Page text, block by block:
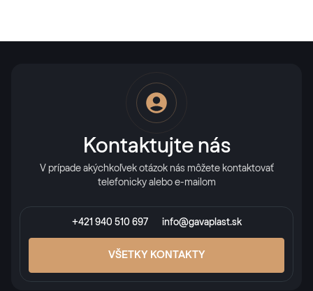
Kontaktujte nás
V prípade akýchkoľvek otázok nás môžete kontaktovať
telefonicky alebo e-mailom
+421 940 510 697 info@gavaplast.sk
VŠETKY KONTAKTY